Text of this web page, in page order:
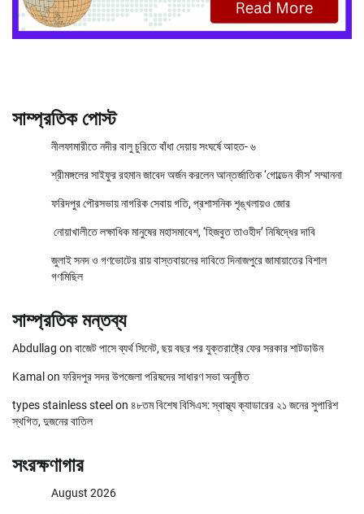
সাম্প্রতিক পোস্ট
নীলফামারীতে নদীর বালু চুরিতে বাঁধা দেয়ায় সংঘর্ষে আহত- ৬
শ্রীমঙ্গলের সাইফুর রহমান জাবেদ অর্জন করলেন আন্তর্জাতিক ‘গোল্ডেন কীস’ সম্মাননা
ফরিদপুর পৌরসভায় নাগরিক সেবায় গতি, প্রশাসনিক শৃঙ্খলায়ও জোর
নোয়াখালীতে লক্ষাধিক মানুষের মহাসমাবেশ, ‘হিজবুত তাওহীদ’ নিষিদ্ধের দাবি
জুলাই সনদ ও গণভোটের রায় বাস্তবায়নের দাবিতে দিনাজপুরে জামায়াতের বিশাল
গণমিছিল
সাম্প্রতিক মন্তব্য
Abdullag on বাজেট পাসে ব্যর্থ সিনেট, ছয় বছর পর যুক্তরাষ্ট্রে ফের সরকার শাটডাউন
Kamal on ফরিদপুর সদর উপজেলা পরিষদের সাধারণ সভা অনুষ্ঠিত
types stainless steel on ৪৮তম বিশেষ বিসিএস: স্বাস্থ্য ক্যাডারের ২১ জনের সুপারিশ
স্থগিত, দুজনের বাতিল
সংরক্ষণাগার
August 2026